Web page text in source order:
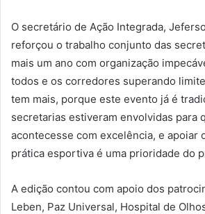
O secretário de Ação Integrada,
reforçou o trabalho conjunto das
mais um ano com organização
todos e os corredores superando
tem mais, porque este evento já é
secretarias estiveram envolvidas para
acontecesse com excelência, e apoiar
prática esportiva é uma prioridade do
A edição contou com apoio dos
Leben, Paz Universal, Hospital de